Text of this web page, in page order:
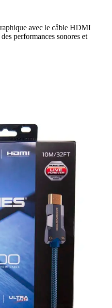
avec le câble HDMI
performances sonores et